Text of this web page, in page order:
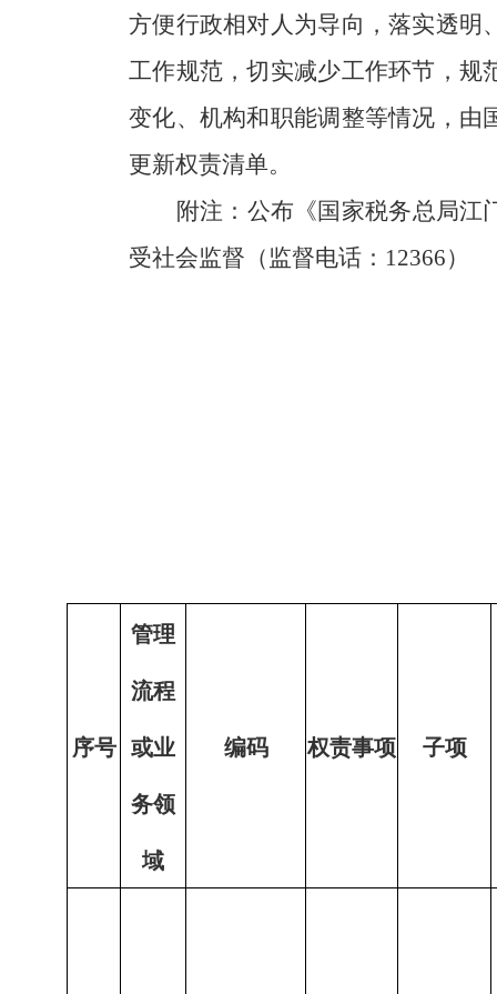
方便行政相对人为导向，落实透明
工作规范，切实减少工作环节，规
变化、机构和职能调整等情况，由
更新权责清单。
附注：公布《国家税务总局江
受社会监督（监督电话：12366）
序号
管理
流程
或业
务领
域
编码 权责事项 子项